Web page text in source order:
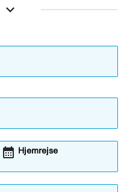
expand_more
Hjemrejse
calendar_month